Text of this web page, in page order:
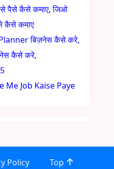
पैसे कैसे कमाए, जिओ
कैसे कमाए
बिज़नेस कैसे करे,
कैसे करे,
Me Job Kaise Paye
Policy Top